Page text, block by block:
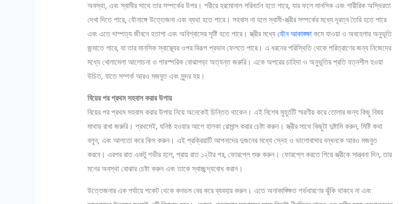
অবস্থা, এবং স্বামীর সাথে তার সম্পর্কের উপর। শরীরে হরমোনাল পরিবর্তন হতে পারে, যার ফলে মানসিক এবং শারীরিক অস্থিরতা
দেখা দিতে পারে, যৌনাঙ্গে উত্তেজনা এবং ব্যথা হতে পারে। সহবাস না হলে স্বামী-স্ত্রীর সম্পর্কের মধ্যে দূরত্ব তৈরি হতে পারে
এবং এতে দাম্পত্য জীবনে হতাশা এবং অবিশ্বাসের সৃষ্টি হতে পারে। স্ত্রীর মধ্যে যৌন আকাঙ্ক্ষাকমে যাওয়া ও অবহেলার অনুভূতি
জন্মাতে পারে, যা তার মানসিক স্বাস্থ্যের ওপর বিরূপ প্রভাব ফেলতে পারে। এ ধরনের পরিস্থিতি থেকে পরিত্রাণের জন্য নিজেদের
মধ্যে খোলামেলা আলোচনা ও পারস্পরিক বোঝাপড়া অত্যন্ত জরুরি। একে অপরের চাহিদা ও অনুভূতির প্রতি যত্নশীল হওয়া
উচিত, যাতে সম্পর্ক আরও মজবুত এবং সুন্দর হয়।
বিয়ের পর প্রথম সহবাস করার উপায়
বিয়ের পর প্রথম সহবাস করার উপায় নিয়ে অনেকেই চিন্তিত থাকেন। এই বিশেষ মুহূর্তটি স্মরণীয় করে তোলার জন্য কিছু বিষয়
মাথায় রাখা জরুরি। প্রথমেই, ঘনিষ্ঠ হওয়ার আগে হালকা রোমান্স করার চেষ্টা করুন। স্ত্রীর সাথে কিছুটা দুষ্টামি করুন, মিষ্টি কথা
বলুন, এবং আলতো করে কিস করুন। এই প্রক্রিয়াটি আপনাদের দুজনের মধ্যে স্নেহ ও ভালোবাসার বন্ধনকে আরও মজবুত
করবে। এরপর রাত একটু গভীর হলে, প্রায় রাত ১২টার পর, ফোরপ্লে শুরু করুন। ফোরপ্লে করতে গিয়ে স্ত্রীকে সান্ত্বনা দিন, তার
মনের অবস্থা বোঝার চেষ্টা করুন এবং তাকে স্বাচ্ছন্দ্যবোধ করান।
উত্তেজনার এক পর্যায়ে পকেট থেকে কনডম বের করে ব্যবহার করুন। এতে অনাকাঙ্ক্ষিত গর্ভধারণের ঝুঁকি থাকবে না এবং